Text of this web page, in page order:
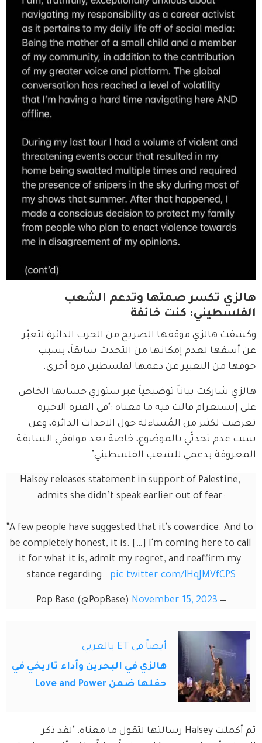
هالزي تكسر صمتها وتدعم الشعب
الفلسطيني: كنت خائفة
وكشفت هالزي موقفها الصريح من الحرب الدائرة لتعبّر
عن أسفها لعدم إمكانها من التحدث سابقاً، بسبب
خوفها من التعبير عن دعمها لفلسطين مرة أخرى.
هالزي شاركت بياناً توضيحياً عبر ستوري حسابها الخاص
على إنستغرام قالت فيه ما معناه :"في الفترة الاخيرة
تعرضت لكثير من المُساءلة حول الاحداث الدائرة، وعن
سبب عدم تحدثّي بالموضوع، خاصة بعد مواقفي السابقة
المعروفة بدعمي للشعب الفلسطيني".
Halsey releases statement in support of Palestine,
admits she didn’t speak earlier out of fear:
“A few people have suggested that it's cowardice. And to
be completely honest, it is. […] I'm coming here to call
it for what it is, admit my regret, and reaffirm my
stance regarding… pic.twitter.com/lHqJMVfCPS
— Pop Base (@PopBase)
November 15, 2023
أيضاً في ET بالعربي
هالزي في البحرين وأداء تاريخي في
حفلها ضمن Love and Power
ثم أكملت Halsey رسالتها لتقول ما معناه: "لقد ذكر